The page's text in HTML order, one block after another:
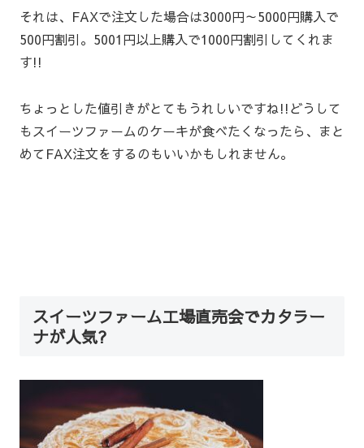
それは、FAXで注文した場合は3000円～5000円購入で
500円割引。5001円以上購入で1000円割引してくれま
す!!
ちょっとした値引きがとてもうれしいですね!!どうして
もスイーツファームのケーキが食べたくなったら、まと
めてFAX注文をするのもいいかもしれません。
スイーツファーム工場直売会でカタラー
ナが人気?